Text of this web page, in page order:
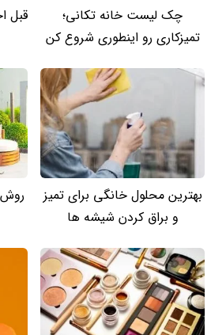
چک لیست خانه تکانی؛
تمیزکاری رو اینطوری شروع کن
قبل
بهترین محلول خانگی برای تمیز
و براق کردن شیشه ها
روش